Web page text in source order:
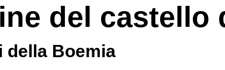
del castello
della Boemia